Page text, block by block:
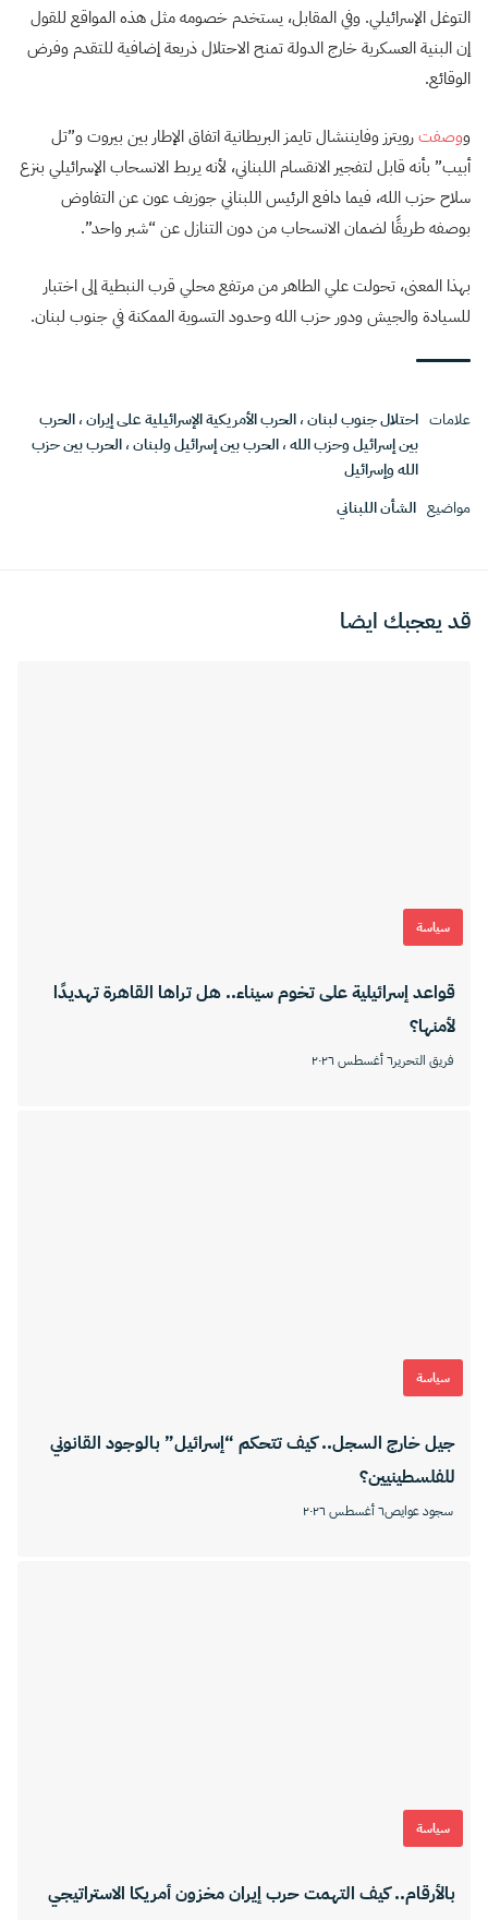
التوغل الإسرائيلي. وفي المقابل، يستخدم خصومه مثل هذه المواقع للقول
إن البنية العسكرية خارج الدولة تمنح الاحتلال ذريعة إضافية للتقدم وفرض
الوقائع.
ووصفترويترز وفايننشال تايمز البريطانية اتفاق الإطار بين بيروت و”تل
أبيب” بأنه قابل لتفجير الانقسام اللبناني، لأنه يربط الانسحاب الإسرائيلي بنزع
سلاح حزب الله، فيما دافع الرئيس اللبناني جوزيف عون عن التفاوض
بوصفه طريقًا لضمان الانسحاب من دون التنازل عن “شبر واحد”.
بهذا المعنى، تحولت علي الطاهر من مرتفع محلي قرب النبطية إلى اختبار
للسيادة والجيش ودور حزب الله وحدود التسوية الممكنة في جنوب لبنان.
علامات احتلال جنوب لبنان،الحرب الأمريكية الإسرائيلية على إيران،الحرب
بين إسرائيل وحزب الله،الحرب بين إسرائيل ولبنان،الحرب بين حزب
الله وإسرائيل
مواضيع الشأن اللبناني
قد يعجبك ايضا
سياسة
قواعد إسرائيلية على تخوم سيناء.. هل تراها القاهرة تهديدًا
لأمنها؟
فريق التحرير٦ أغسطس ٢٠٢٦
سياسة
جيل خارج السجل.. كيف تتحكم “إسرائيل” بالوجود القانوني
للفلسطينيين؟
سجود عوايص٦ أغسطس ٢٠٢٦
سياسة
بالأرقام.. كيف التهمت حرب إيران مخزون أمريكا الاستراتيجي